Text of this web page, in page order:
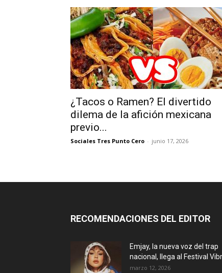
¿Tacos o Ramen? El divertido
dilema de la afición mexicana
previo...
Sociales Tres Punto Cero - junio 17, 2026
RECOMENDACIONES DEL EDITOR
Emjay, la nueva voz del trap
nacional, llega al Festival
marzo 12, 2026